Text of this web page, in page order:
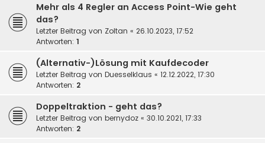
Mehr als 4 Regler an Access Point-Wie geht
das?
Letzter Beitrag von Zoltan « 26.10.2023, 17:52
Antworten: 1
(Alternativ-)Lösung mit Kaufdecoder
Letzter Beitrag von Duesselklaus « 12.12.2022, 17:30
Antworten: 2
Doppeltraktion - geht das?
Letzter Beitrag von bernydoz « 30.10.2021, 17:33
Antworten: 2